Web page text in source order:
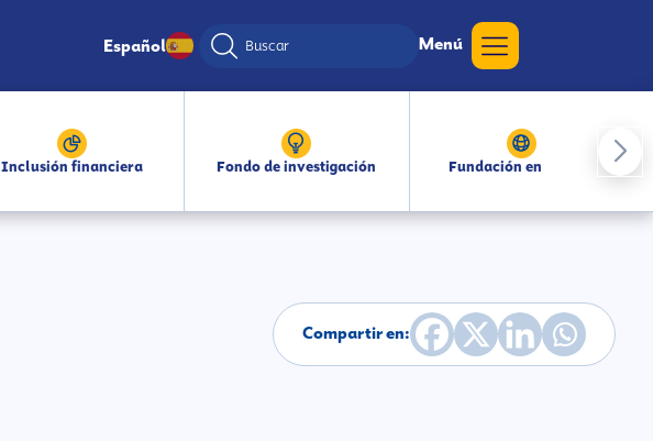
Español Menú
Inclusión financiera Fondo de investigación Fundación en medios
Compartir en: